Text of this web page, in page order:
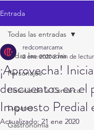
Entrada
Todas las entradas
Personajes
Historia de la Comarca
Lugares
Gastronomía
Todas las entradas
¡Aprovecha!
descuentos en el
Impuesto Predial
redcomarcamx
2 ene 2020 2 min de
Actualizado: 21 ene 2020